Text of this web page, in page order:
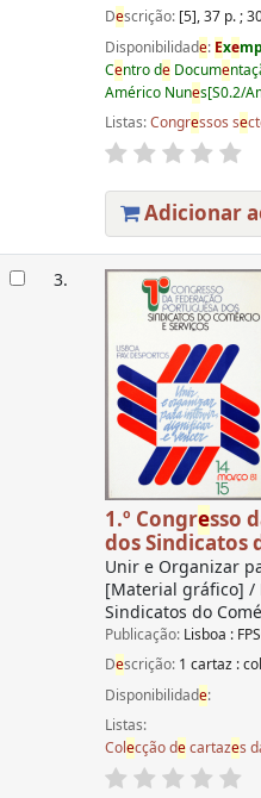
Descrição: [5], 37 p. ;
Disponibilidade: Exe
Centro deDocume
Américo Nunes[S0.2/
Listas:Congressos se
Adicionar
3.
1.º Congresso
dos Sindicatos
Unir e Organizar
[Material gráfico] /
Sindicatos do
Publicação: Lisboa :
Descrição: 1 cartaz :
Disponibilidade:
Listas:
Colecção decartazes